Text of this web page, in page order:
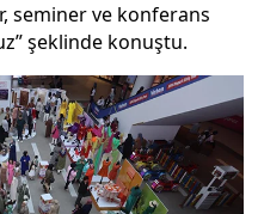
seminer ve konferans
şeklinde konuştu.